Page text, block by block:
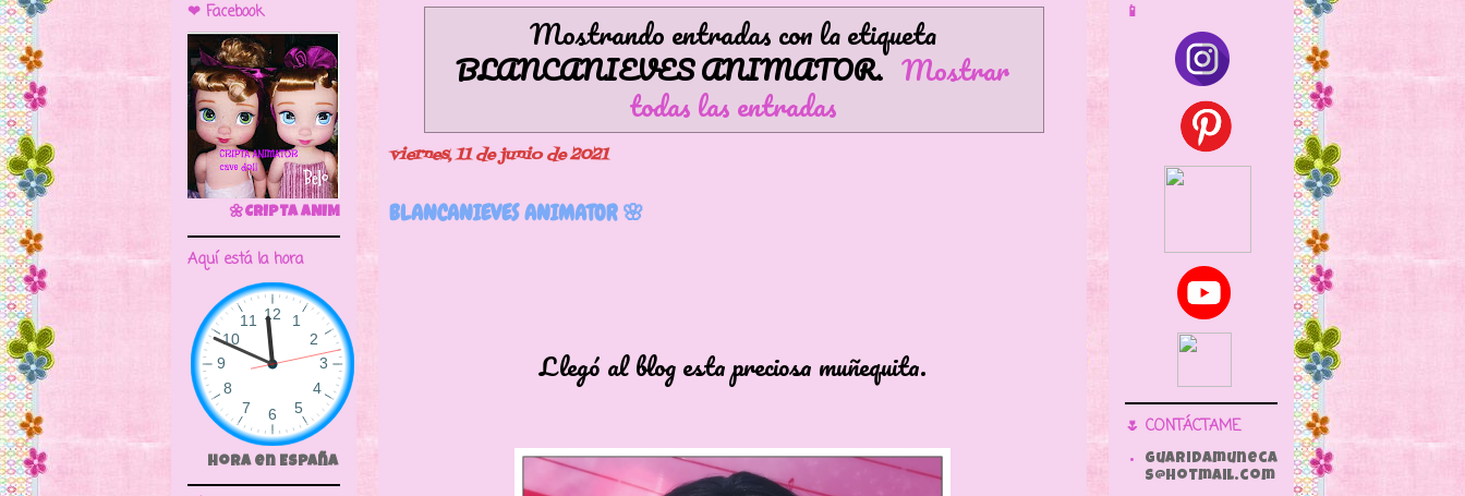
Mostrando entradas con la etiqueta
BLANCANIEVES ANIMATOR. Mostrar
todas las entradas
viernes, 11 de junio de 2021
BLANCANIEVES ANIMATOR 🌸
Llegó al blog esta preciosa muñequita.
❤ Facebook
🌼CRIPTA ANIMATOR CAVE DOLL
Aquí está la hora
Hora en España
📱
🌷 CONTÁCTAME
guaridamuneca
s@hotmail.com